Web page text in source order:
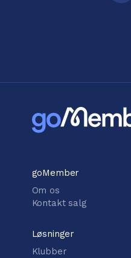
goMember
Om os
Kontakt salg
Løsninger
Klubber